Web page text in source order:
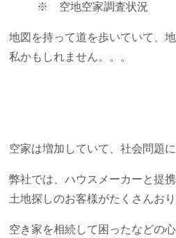
※ 空地空家調査状況
地図を持って道を歩いていて、
私かもしれません。。。
空家は増加していて、社会問題
弊社では、ハウスメーカーと提
土地探しのお客様がたくさんおり
空き家を相続して困ったなどの